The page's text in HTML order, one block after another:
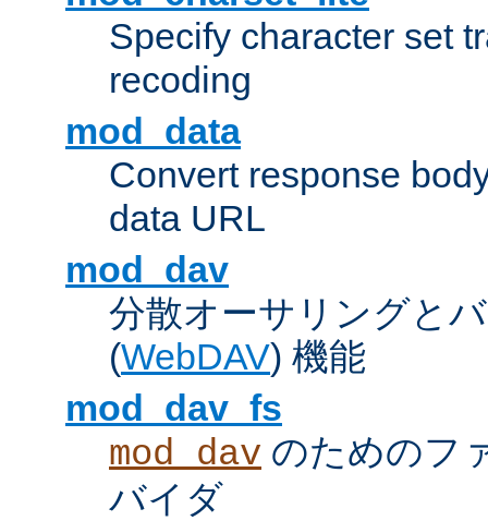
Specify character set
recoding
mod_data
Convert response
data URL
mod_dav
分散オーサリングと
(WebDAV) 機能
mod_dav_fs
mod_dav のためのフ
バイダ